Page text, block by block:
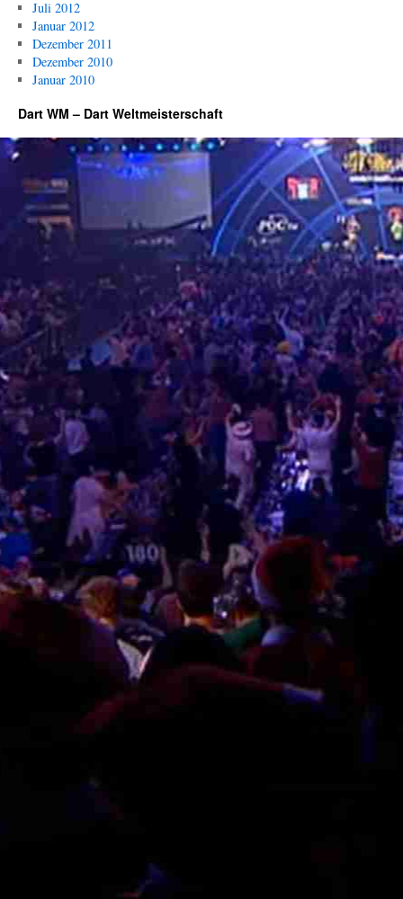
Juli 2012
Januar 2012
Dezember 2011
Dezember 2010
Januar 2010
Dart WM – Dart Weltmeisterschaft